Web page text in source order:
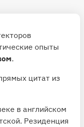
опыты
.
цитат из
в английском
Резиденция